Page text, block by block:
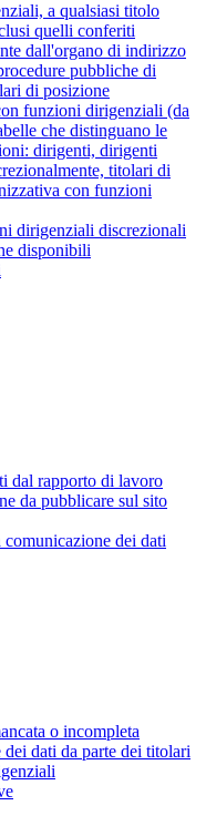
a qualsiasi titolo
quelli conferiti
dall'organo di indirizzo
pubbliche di
di posizione
funzioni dirigenziali (da
che distinguano le
dirigenti, dirigenti
titolari di
con funzioni
dirigenziali discrezionali
disponibili
dal rapporto di lavoro
da pubblicare sul sito
comunicazione dei dati
o incompleta
dati da parte dei titolari